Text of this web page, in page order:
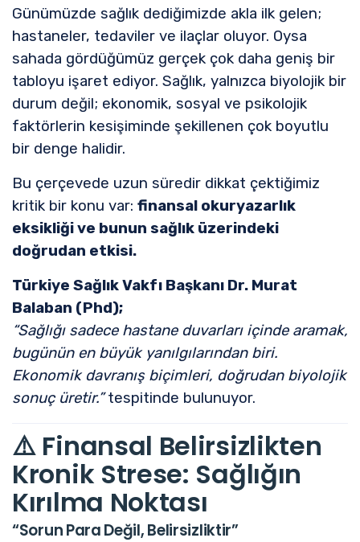
Günümüzde sağlık dediğimizde akla ilk gelen;
hastaneler, tedaviler ve ilaçlar oluyor. Oysa
sahada gördüğümüz gerçek çok daha geniş bir
tabloyu işaret ediyor. Sağlık, yalnızca biyolojik bir
durum değil; ekonomik, sosyal ve psikolojik
faktörlerin kesişiminde şekillenen çok boyutlu
bir denge halidir.
Bu çerçevede uzun süredir dikkat çektiğimiz
kritik bir konu var: finansal okuryazarlık
eksikliği ve bunun sağlık üzerindeki
doğrudan etkisi.
Türkiye Sağlık Vakfı Başkanı Dr. Murat
Balaban (Phd);
“Sağlığı sadece hastane duvarları içinde aramak,
bugünün en büyük yanılgılarından biri.
Ekonomik davranış biçimleri, doğrudan biyolojik
sonuç üretir.”tespitinde bulunuyor.
⚠️ Finansal Belirsizlikten
Kronik Strese: Sağlığın
Kırılma Noktası
“Sorun Para Değil, Belirsizliktir”